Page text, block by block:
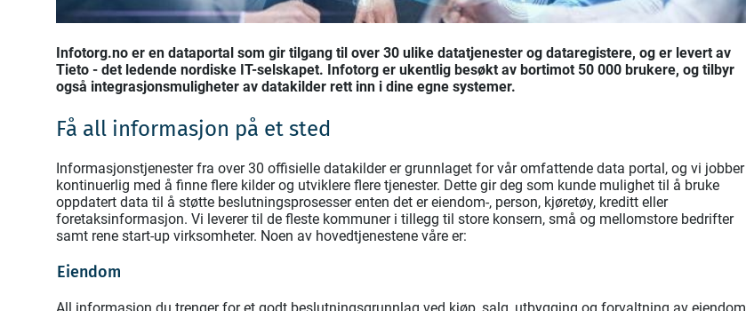
Infotorg.no er en dataportal som gir tilgang til over 30 ulike datatjenester og dataregistere, og er levert av
Tieto - det ledende nordiske IT-selskapet. Infotorg er ukentlig besøkt av bortimot 50 000 brukere, og tilbyr
også integrasjonsmuligheter av datakilder rett inn i dine egne systemer.
Få all informasjon på et sted
Informasjonstjenester fra over 30 offisielle datakilder er grunnlaget for vår omfattende data portal, og vi jobber
kontinuerlig med å finne flere kilder og utviklere flere tjenester. Dette gir deg som kunde mulighet til å bruke
oppdatert data til å støtte beslutningsprosesser enten det er eiendom-, person, kjøretøy, kreditt eller
foretaksinformasjon. Vi leverer til de fleste kommuner i tillegg til store konsern, små og mellomstore bedrifter
samt rene start-up virksomheter. Noen av hovedtjenestene våre er:
Eiendom
All informasjon du trenger for et godt beslutningsgrunnlag ved kjøp, salg, utbygging og forvaltning av eiendom